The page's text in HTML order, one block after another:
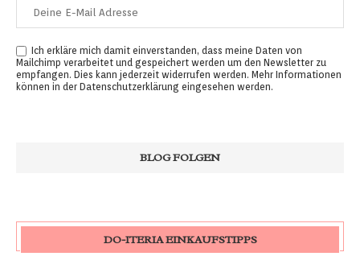
Ich erkläre mich damit einverstanden, dass meine Daten von
Mailchimp verarbeitet und gespeichert werden um den Newsletter zu
empfangen. Dies kann jederzeit widerrufen werden. Mehr Informationen
können in der Datenschutzerklärung eingesehen werden.
DO-ITERIA EINKAUFSTIPPS